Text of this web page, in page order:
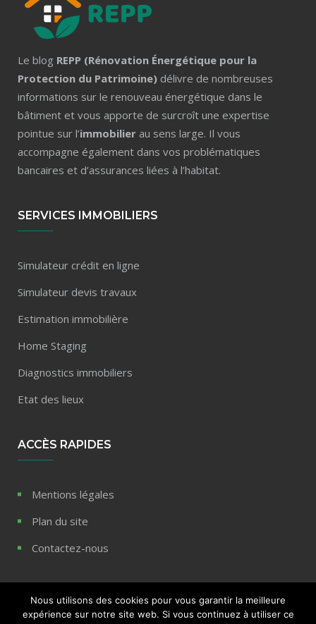
Le blog REPP (Rénovation Énergétique pour la
Protection du Patrimoine) délivre de nombreuses
informations sur le renouveau énergétique dans le
bâtiment et vous apporte de surcroît une expertise
pointue sur l’immobilier au sens large. Il vous
accompagne également dans vos problématiques
bancaires et d’assurances liées à l’habitat.
SERVICES IMMOBILIERS
Simulateur crédit en ligne
Simulateur devis travaux
Estimation immobilière
Home Staging
Diagnostics immobiliers
Etat des lieux
ACCÈS RAPIDES
Mentions légales
Plan du site
Contactez-nous
© 2020 Blog immobilier REPP - Tous droits réservés
Nous utilisons des cookies pour vous garantir la meilleure
expérience sur notre site web. Si vous continuez à utiliser ce